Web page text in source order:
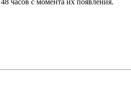
часов с момента их появления.